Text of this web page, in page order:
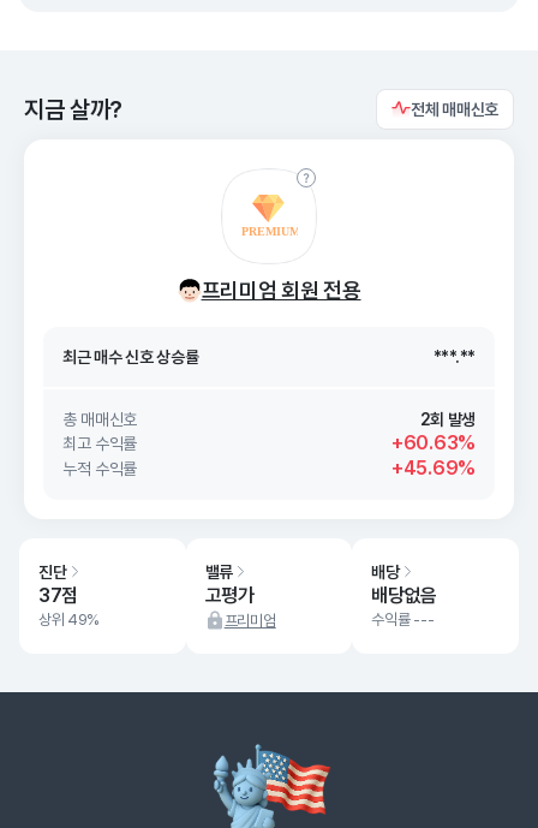
지금 살까? 전체 매매신호
프리미엄 회원 전용
26. 08/09
최근 매수 신호 상승률 ***.**
***.**
총 매매신호
2회 발생
최고 수익률
+60.63%
누적 수익률 +45.69%
진단
37점
상위 49%
밸류
고평가
프리미엄
배당
배당없음
수익률 ---